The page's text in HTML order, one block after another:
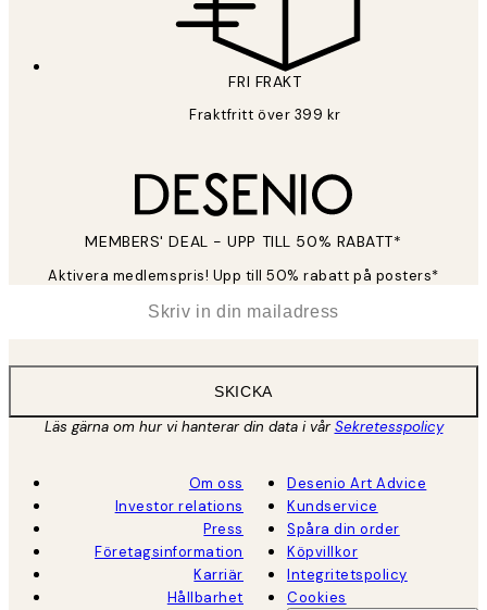
FRI FRAKT
Fraktfritt över 399 kr
MEMBERS' DEAL - UPP TILL 50% RABATT*
Aktivera medlemspris! Upp till 50% rabatt på posters*
SKICKA
Läs gärna om hur vi hanterar din data i vårSekretesspolicy
Om oss
Investor relations
Press
Företagsinformation
Karriär
Hållbarhet
Desenio Art Advice
Kundservice
Spåra din order
Köpvillkor
Integritetspolicy
Cookies